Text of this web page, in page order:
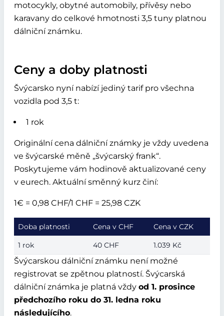
motocykly, obytné automobily, přívěsy nebo
karavany do celkové hmotnosti 3,5 tuny platnou
dálniční známku.
Ceny a doby platnosti
Švýcarsko nyní nabízí jediný tarif pro všechna
vozidla pod 3,5 t:
1 rok
Originální cena dálniční známky je vždy uvedena
ve švýcarské měně „švýcarský frank“.
Poskytujeme vám hodinově aktualizované ceny
v eurech. Aktuální směnný kurz činí:
1€ = 0,98 CHF/1 CHF = 25,98 CZK
Doba platnosti Cena v CHF Cena v CZK
1 rok 40 CHF 1.039 Kč
Švýcarskou dálniční známku není možné
registrovat se zpětnou platností. Švýcarská
dálniční známka je platná vždy od 1. prosince
předchozího roku do 31. ledna roku
následujícího.